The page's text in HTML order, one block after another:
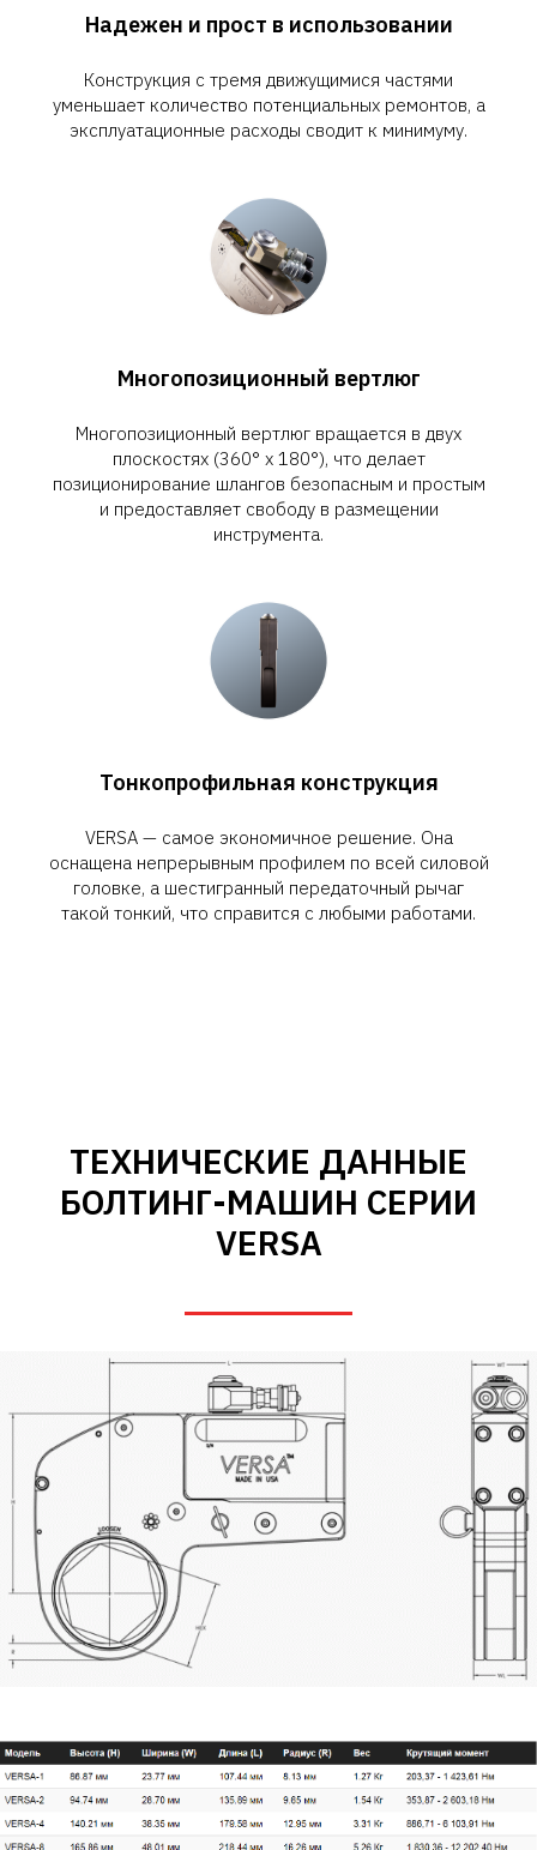
Надежен и прост в использовании
Конструкция с тремя движущимися частями
уменьшает количество потенциальных ремонтов, а
эксплуатационные расходы сводит к минимуму.
Многопозиционный вертлюг
Многопозиционный вертлюг вращается в двух
плоскостях (360° х 180°), что делает
позиционирование шлангов безопасным и простым
и предоставляет свободу в размещении
инструмента.
Тонкопрофильная конструкция
VERSA — самое экономичное решение. Она
оснащена непрерывным профилем по всей силовой
головке, а шестигранный передаточный рычаг
такой тонкий, что справится с любыми работами.
ТЕХНИЧЕСКИЕ ДАННЫЕ
БОЛТИНГ-МАШИН СЕРИИ
VERSA